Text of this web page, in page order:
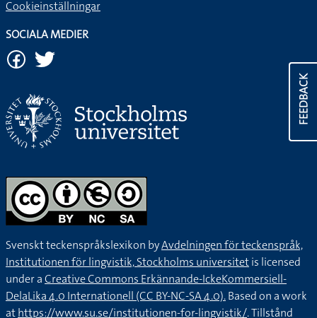
FEEDBACK
Cookieinställningar
SOCIALA MEDIER
Svenskt teckenspråkslexikon byAvdelningen för teckenspråk,
Institutionen för lingvistik, Stockholms universitetis licensed
under aCreative Commons Erkännande-IckeKommersiell-
DelaLika 4.0 Internationell (CC BY-NC-SA 4.0).Based on a work
athttps://www.su.se/institutionen-for-lingvistik/. Tillstånd